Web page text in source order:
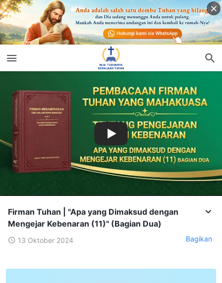
Firman Tuhan | "Apa yang Dimaksud dengan
Mengejar Kebenaran (11)" (Bagian Dua)
13 Oktober 2024 Bagikan